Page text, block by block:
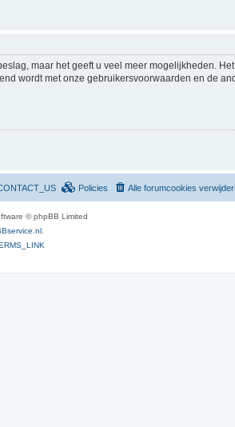
maar het geeft u veel meer mogelijkheden.
wordt met onze gebruikersvoorwaarden en de
Alle forumcookies
Policies
© phpBB Limited
.